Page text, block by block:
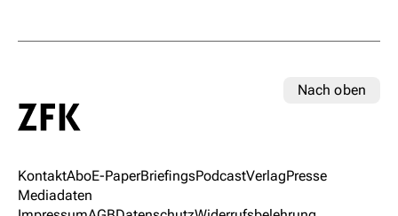
Nach oben
KontaktAboE-PaperBriefingsPodcastVerlagPresse
Mediadaten